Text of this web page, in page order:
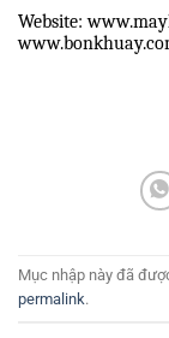
Website:
Mục nhập này đã
permalink.